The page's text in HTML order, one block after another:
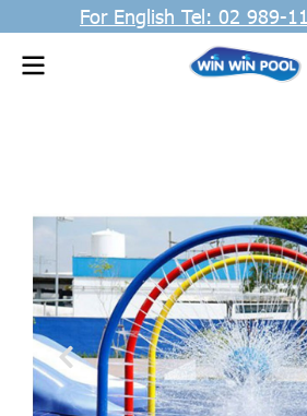
For English Tel: 02 989-